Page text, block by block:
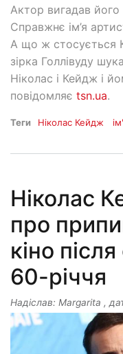
Актор вигадав
Справжнє ім’я
А що ж стосується
зірка Голлівуду
Ніколас і Кейдж і
повідомляє tsn.ua.
Теги Ніколас Кейдж
Ніколас
про
кіно
60-річчя
Надіслав: Margarita ,